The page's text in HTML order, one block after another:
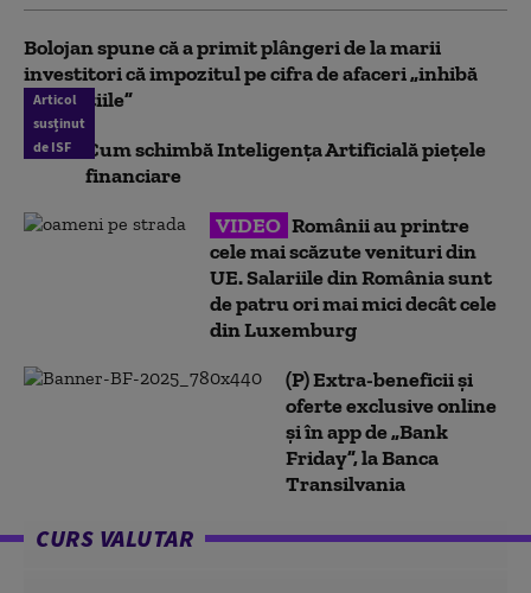
Bolojan spune că a primit plângeri de la marii
investitori că impozitul pe cifra de afaceri „inhibă
investiţiile”
Articol
susținut
de ISF
Cum schimbă Inteligența Artificială piețele
financiare
VIDEO Românii au printre
cele mai scăzute venituri din
UE. Salariile din România sunt
de patru ori mai mici decât cele
din Luxemburg
(P) Extra-beneficii și
oferte exclusive online
și în app de „Bank
Friday”, la Banca
Transilvania
CURS VALUTAR